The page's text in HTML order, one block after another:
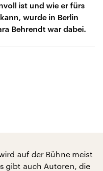
ist und wie er fürs
wurde in Berlin
Behrendt war dabei.
auf der Bühne meist
gibt auch Autoren, die